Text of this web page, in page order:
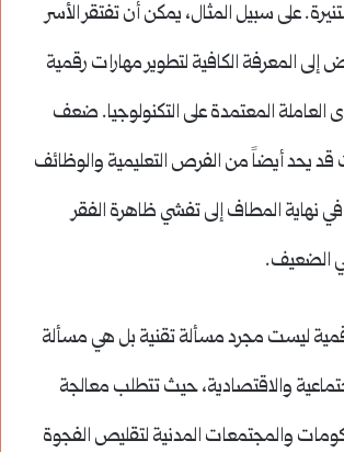
على سبيل المثال، يمكن أن تفتقر الأسر
المعرفة الكافية لتطوير مهارات رقمية
العاملة المعتمدة على التكنولوجيا. ضعف
قد يحد أيضاً من الفرص التعليمية والوظائف
نهاية المطاف إلى تفشي ظاهرة الفقر
الضعيف.
ليست مجرد مسألة تقنية بل هي مسألة
والاقتصادية، حيث تتطلب معالجة
والمجتمعات المدنية لتقليص الفجوة